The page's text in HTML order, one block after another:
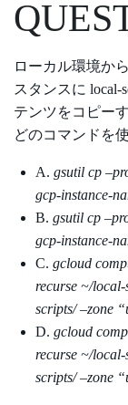
ローカル環境か
スタンスに
テンツをコピー
どのコマンドを
A. gsutil cp
gcp-instance-
B. gsutil cp
gcp-instance-
C. gcloud
recurse ~/
scripts/ –zone
D. gcloud
recurse ~/
scripts/ –zone